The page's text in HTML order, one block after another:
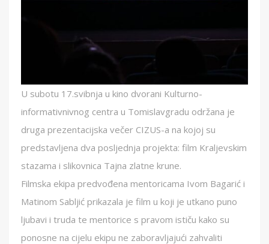
U subotu 17.svibnja u kino dvorani Kulturno-
informativnivnog centra u Tomislavgradu održana je
druga prezentacijska večer CIZUS-a na kojoj su
predstavljena dva posljednja projekta: film Kraljevskim
stazama i slikovnica Tajna zlatne krune.
Filmska ekipa predvođena mentoricama Ivom Bagarić i
Matinom Sabljić prikazala je film u koji je utkano puno
ljubavi i truda te mentorice s pravom ističu kako su
ponosne na cijelu ekipu ne zaboravljajući zahvaliti